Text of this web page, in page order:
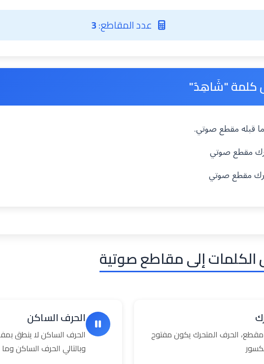
عدد المقاطع:3
كلمة "شَاهِدٌ"
قبله مقطع صوتي.
مقطع صوتي
مقطع صوتي
الكلمات إلى مقاطع صوتية
الحرف المتحرك يكون مفتوح
الحرف الساكن
الحرف الساكن لا ينطق
وبالتالي الحرف الساكن